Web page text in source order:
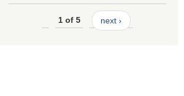
1 of 5 next ›